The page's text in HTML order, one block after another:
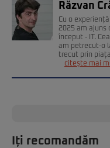
Răzvan
Cu o
2025 am ajuns
început - IT.
am petrecut-o
trecut prin
citește mai
Iți recomandăm